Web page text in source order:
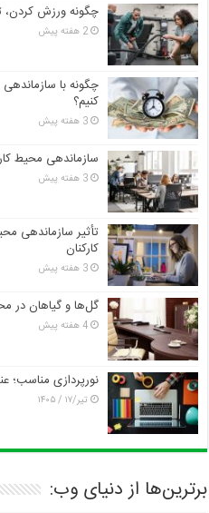
چگونه ورزش کردن،
2 هفته پیش
چگونه با
کنیم؟
3 هفته پیش
سازماندهی محیط
3 هفته پیش
تأثیر سازماندهی
کارکنان
3 هفته پیش
گل‌ها و گیاهان در
4 هفته پیش
نورپردازی مناسب؛
تیر/۱۷ / ۱۴۰۵
برترین‌ها از دنیای وب: